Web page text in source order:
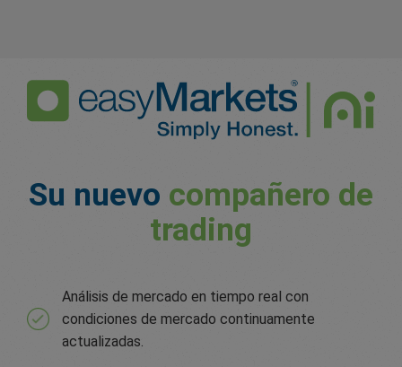
Su nuevo compañero de
trading
Análisis de mercado en tiempo real con
condiciones de mercado continuamente
actualizadas.